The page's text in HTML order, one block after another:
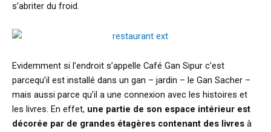
s’abriter du froid.
Evidemment si l’endroit s’appelle Café Gan Sipur c’est
parcequ’il est installé dans un gan – jardin – le Gan Sacher –
mais aussi parce qu’il a une connexion avec les histoires et
les livres. En effet, une partie de son espace intérieur est
décorée par de grandes étagères contenant des livres à